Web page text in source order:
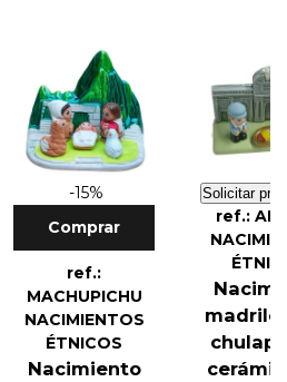
-15%
Comprar
ref.:
MACHUPICHU
NACIMIENTOS
ÉTNICOS
Nacimiento
Solicitar
ref.: